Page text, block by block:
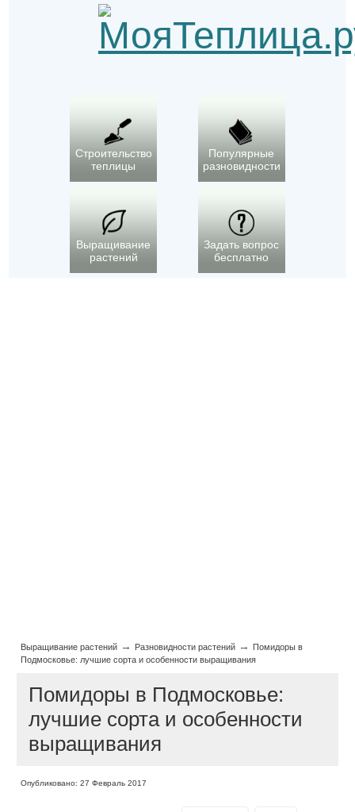
Строительство
теплицы
Популярные
разновидности
Выращивание
растений
Задать вопрос
бесплатно
Выращивание растений → Разновидности растений →
Помидоры в
Подмосковье: лучшие сорта и особенности выращивания
Помидоры в Подмосковье:
лучшие сорта и особенности
выращивания
Опубликовано: 27 Февраль 2017